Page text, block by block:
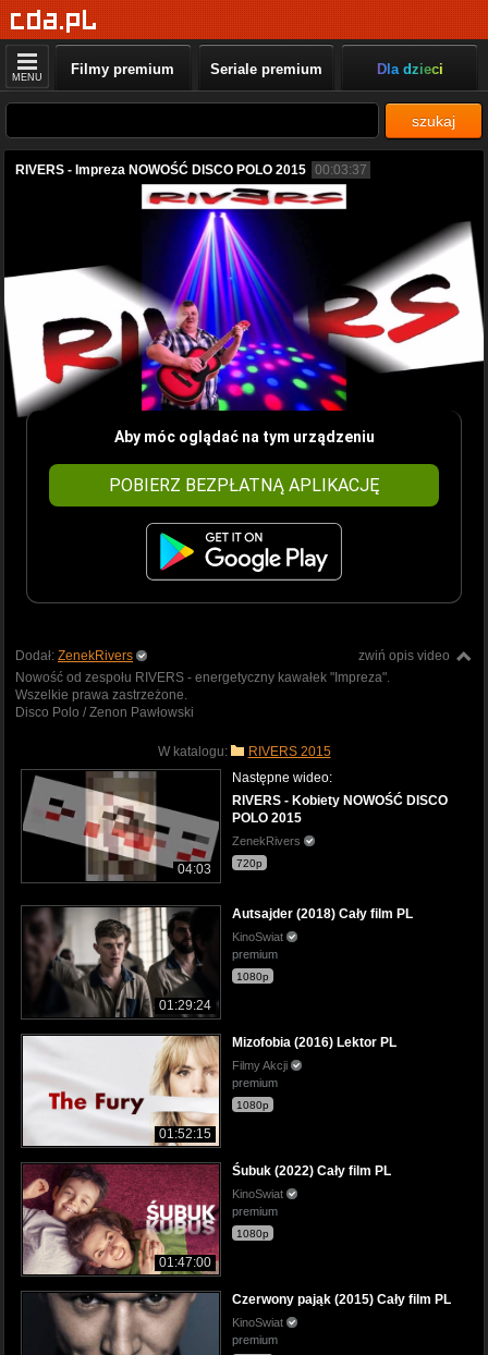
MENU Filmy premium Seriale premium Dla dzieci
szukaj
RIVERS - Impreza NOWOŚĆ DISCO POLO 2015 00:03:37
Aby móc oglądać na tym urządzeniu
POBIERZ BEZPŁATNĄ APLIKACJĘ
zwiń opis video
Dodał: ZenekRivers
Nowość od zespołu RIVERS - energetyczny kawałek "Impreza".
Wszelkie prawa zastrzeżone.
Disco Polo / Zenon Pawłowski
W katalogu: RIVERS 2015
04:03
Następne wideo:
RIVERS - Kobiety NOWOŚĆ DISCO
POLO 2015
ZenekRivers
720p
01:29:24
Autsajder (2018) Cały film PL
KinoSwiat
premium
1080p
01:52:15
Mizofobia (2016) Lektor PL
Filmy Akcji
premium
1080p
01:47:00
Śubuk (2022) Cały film PL
KinoSwiat
premium
1080p
Czerwony pająk (2015) Cały film PL
KinoSwiat
premium